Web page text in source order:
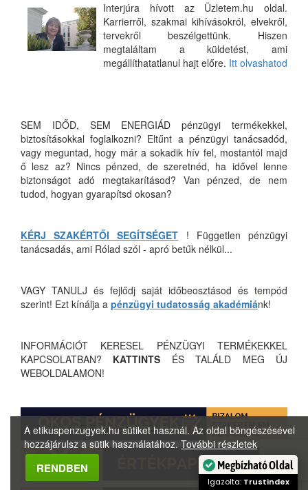
Interjúra hívott az Üzletem.hu oldal.
Karrierről, szakmai kihívásokról, elvekről,
tervekről beszélgettünk. Hiszen
megtaláltam a küldetést, ami
megállíthatatlanul hajt előre. Itt olvashatod
SEM IDŐD, SEM ENERGIÁD pénzügyi termékekkel,
biztosításokkal foglalkozni? Eltűnt a pénzügyi tanácsadód,
vagy meguntad, hogy már a sokadik hív fel, mostantól majd
ő lesz az? Nincs pénzed, de szeretnéd, ha idővel lenne
biztonságot adó megtakarításod? Van pénzed, de nem
tudod, hogyan gyarapítsd okosan?
KÉRJ SZAKÉRTŐI SEGÍTSÉGET ! Független pénzügyi
tanácsadás, ami Rólad szól - apró betűk nélkül...
VAGY TANULJ és fejlődj saját időbeosztásod és tempód
szerint! Ezt kínálja a pénzügyi tudatosság akadémiánk!
INFORMÁCIÓT KERESEL PÉNZÜGYI TERMÉKEKKEL
KAPCSOLATBAN? KATTINTS ÉS TALÁLD MEG ÚJ
WEBOLDALAMON!
A etikuspenzugyek.hu sütiket használ. Az oldal böngészésével
hozzájárulsz a sütik használatához. További részletek
RENDBEN Megbízható Oldal
Igazolta: Trustindex